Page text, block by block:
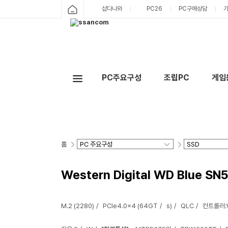
샵다나와 PC26 PC구매상담
PC주요구성 조립PC 게
홈
Western Digital WD Blue
M.2 (2280) PCIe4.0x4 (64GT s) QLC 컨트롤